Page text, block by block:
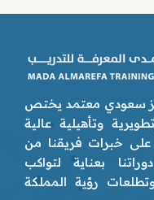
سعودي معتمد يختص
وتأهيلية عالية
على خبرات فريقنا من
بعناية لتواكب
رؤية المملكة